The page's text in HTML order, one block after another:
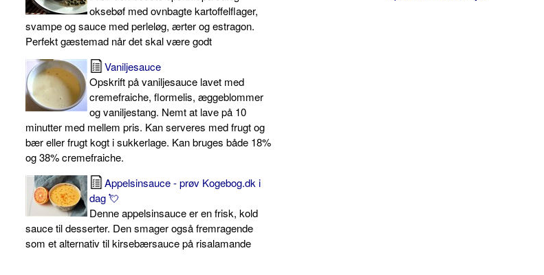
oksebøf med ovnbagte kartoffelflager,
svampe og sauce med perleløg, ærter og estragon.
Perfekt gæstemad når det skal være godt
Vaniljesauce
Opskrift på vaniljesauce lavet med
cremefraiche, flormelis, æggeblommer
og vaniljestang. Nemt at lave på 10
minutter med mellem pris. Kan serveres med frugt og
bær eller frugt kogt i sukkerlage. Kan bruges både 18%
og 38% cremefraiche.
Appelsinsauce - prøv Kogebog.dk i
dag 💘
Denne appelsinsauce er en frisk, kold
sauce til desserter. Den smager også fremragende
som et alternativ til kirsebærsauce på risalamande